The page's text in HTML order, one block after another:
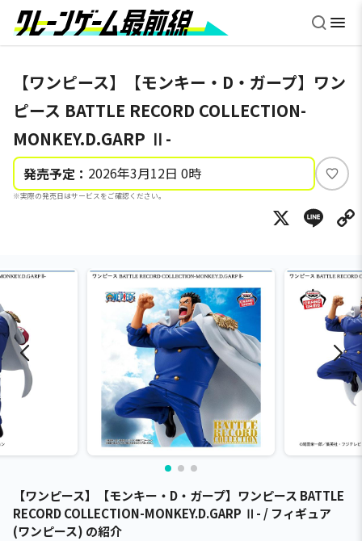
【ワンピース】【モンキー・D・ガープ】ワン
ピース BATTLE RECORD COLLECTION-
MONKEY.D.GARP Ⅱ-
発売予定： 2026年3月12日 0時
※実際の発売日はサービスをご確認ください。
い
ね
X
【ワンピース】【モンキー・D・ガープ】ワンピース BATTLE
RECORD COLLECTION-MONKEY.D.GARP Ⅱ- / フィギュア
(ワンピース) の紹介